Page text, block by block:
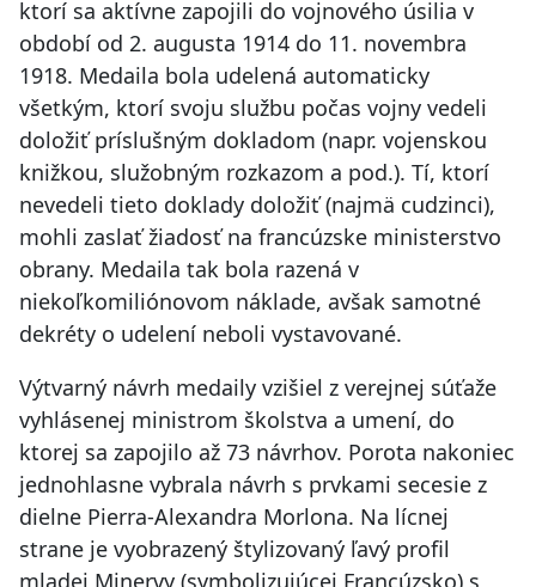
ktorí sa aktívne zapojili do vojnového úsilia v
období od 2. augusta 1914 do 11. novembra
1918. Medaila bola udelená automaticky
všetkým, ktorí svoju službu počas vojny vedeli
doložiť príslušným dokladom (napr. vojenskou
knižkou, služobným rozkazom a pod.). Tí, ktorí
nevedeli tieto doklady doložiť (najmä cudzinci),
mohli zaslať žiadosť na francúzske ministerstvo
obrany. Medaila tak bola razená v
niekoľkomiliónovom náklade, avšak samotné
dekréty o udelení neboli vystavované.
Výtvarný návrh medaily vzišiel z verejnej súťaže
vyhlásenej ministrom školstva a umení, do
ktorej sa zapojilo až 73 návrhov. Porota nakoniec
jednohlasne vybrala návrh s prvkami secesie z
dielne Pierra-Alexandra Morlona. Na lícnej
strane je vyobrazený štylizovaný ľavý profil
mladej Minervy (symbolizujúcej Francúzsko) s